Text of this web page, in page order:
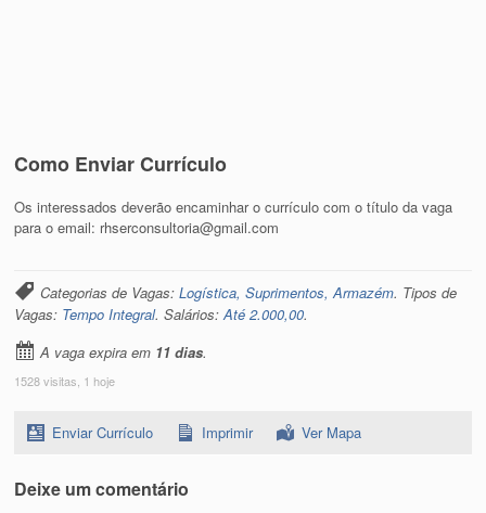
Como Enviar Currículo
Os interessados deverão encaminhar o currículo com o título da vaga
para o email: rhserconsultoria@gmail.com
Categorias de Vagas:Logística, Suprimentos, Armazém. Tipos de
Vagas: Tempo Integral. Salários:Até 2.000,00.
A vaga expira em 11 dias.
1528 visitas, 1 hoje
Enviar Currículo Imprimir Ver Mapa
Deixe um comentário